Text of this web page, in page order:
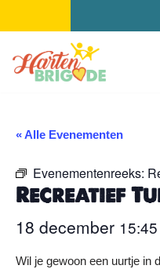
Ga
inhoud
« Alle Evenementen
Evenementenreeks:
Recreatief
18 december 15:45
Wil je gewoon een uurtje in